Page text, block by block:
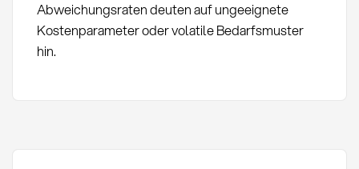
Abweichungsraten deuten auf ungeeignete
Kostenparameter oder volatile Bedarfsmuster
hin.